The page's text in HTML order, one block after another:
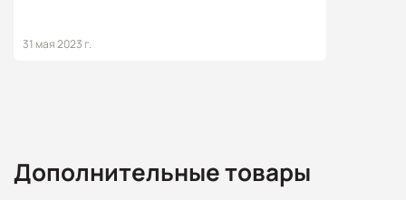
31 мая 2023 г.
Дополнительные товары